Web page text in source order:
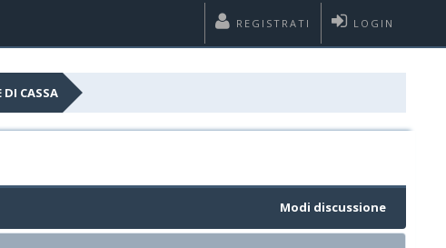
LOGIN
REGISTRATI
DI CASSA
Modi discussione